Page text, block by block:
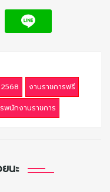
งานราชการฟรี
พนักงานราชการ
นะ